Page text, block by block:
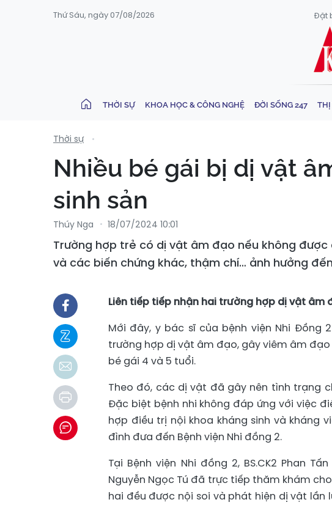
Thứ Sáu, ngày 07/08/2026 Đặt
THỜI SỰ KHOA HỌC & CÔNG NGHỆ ĐỜI SỐNG 247 THỊ
Thời sự
Nhiều bé gái bị dị vật
sinh sản
Thúy Nga 18/07/2024 10:01
Trường hợp trẻ có dị vật âm đạo nếu không
và các biến chứng khác, thậm chí… ảnh hưởng
Liên tiếp tiếp nhận hai trường hợp dị vật âm
Mới đây, y bác sĩ của bệnh viện Nhi
trường hợp dị vật âm đạo, gây viêm âm
bé gái 4 và 5 tuổi.
Theo đó, các dị vật đã gây nên tình trạng
Đặc biệt bệnh nhi không đáp ứng với việc
hợp điều trị nội khoa kháng sinh và kháng
đình đưa đến Bệnh viện Nhi đồng 2.
Tại Bệnh viện Nhi đồng 2, BS.CK2 Phan
Nguyễn Ngọc Tú đã trực tiếp thăm khám
hai đều được nội soi và phát hiện dị vật